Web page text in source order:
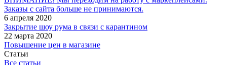
Заказы с сайта больше не принимаются.
6 апреля 2020
Закрытие шоу рума в связи с карантином
22 марта 2020
Повышение цен в магазине
Статьи
Все статьи